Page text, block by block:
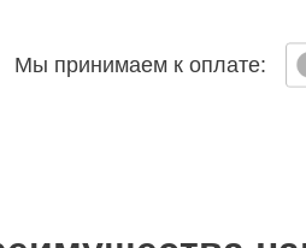
Мы принимаем к оплате: